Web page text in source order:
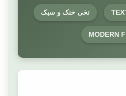
نخی خنک و سبک
MODERN